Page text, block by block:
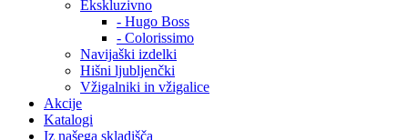
Ekskluzivno
- Hugo Boss
- Colorissimo
Navijaški izdelki
Hišni ljubljenčki
Vžigalniki in vžigalice
Akcije
Katalogi
Iz našega skladišča